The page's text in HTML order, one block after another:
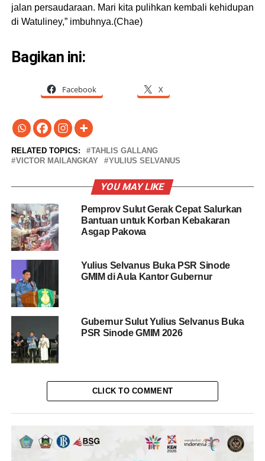
jalan persaudaraan. Mari kita pulihkan kembali kehidupan
di Watuliney,” imbuhnya.(Chae)
Bagikan ini:
Facebook X
RELATED TOPICS:
TAHLIS GALLANG
VICTOR MAILANGKAY
YULIUS SELVANUS
YOU MAY LIKE
Pemprov Sulut Gerak Cepat Salurkan
Bantuan untuk Korban Kebakaran
Asgap Pakowa
Yulius Selvanus Buka PSR Sinode
GMIM di Aula Kantor Gubernur
Gubernur Sulut Yulius Selvanus Buka
PSR Sinode GMIM 2026
CLICK TO COMMENT